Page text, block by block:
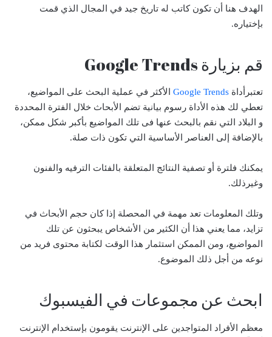
الهدف هنا أن تكون كاتب له تاريخ جيد في المجال الذي قمت
بإختياره.
قم بزيارة Google Trends
تعتبرأداة Google Trends الأكثر في عملية البحث على المواضيع،
تعطي لك هذه الأداة رسوم بيانية تضم الأبحاث خلال الفترة المحددة
و البلاد التي نقم بالبحث عنها فى تلك المواضيع بأكبر شكل ممكن،
بالإضافة إلى العناصر الأساسية التي تكون ذات صلة.
يمكنك فلترة أو تصفية النتائج المتعلقة بالفئات الترفيه والفنون
وغيرذلك.
وتلك المعلومات تعد مهمة في المحصلة إذا كان حجم الأبحاث في
تزايد، مما يعني هذا أن الكثير من الأشخاص يبحثون عن تلك
المواضيع، ومن الممكن استثمار هذا الوقت لكتابة محتوى فريد من
نوعه من أجل ذلك الموضوع.
ابحث عن مجموعات في الفيسبوك
معظم الأفراد المتواجدين على الإنترنت يقومون بإستخدام الإنترنت